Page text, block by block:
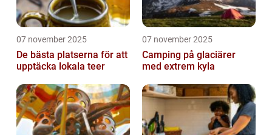
07 november 2025
De bästa platserna för att
upptäcka lokala teer
07 november 2025
Camping på glaciärer
med extrem kyla